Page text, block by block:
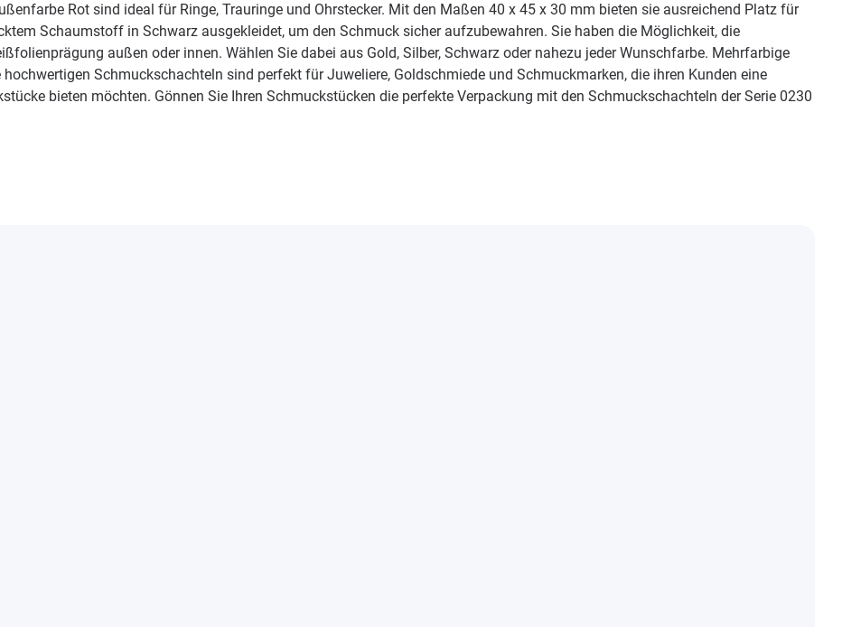
Rot sind ideal für Ringe, Trauringe und Ohrstecker. Mit den Maßen 40 x 45 x 30 mm bieten sie ausreichend Platz für
Schaumstoff in Schwarz ausgekleidet, um den Schmuck sicher aufzubewahren. Sie haben die Möglichkeit, die
außen oder innen. Wählen Sie dabei aus Gold, Silber, Schwarz oder nahezu jeder Wunschfarbe. Mehrfarbige
Schmuckschachteln sind perfekt für Juweliere, Goldschmiede und Schmuckmarken, die ihren Kunden eine
bieten möchten. Gönnen Sie Ihren Schmuckstücken die perfekte Verpackung mit den Schmuckschachteln der Serie 0230